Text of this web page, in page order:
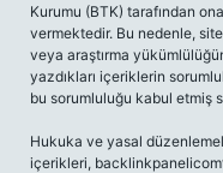
Kurumu (BTK) tarafından
vermektedir. Bu nedenle,
veya araştırma
yazdıkları içeriklerin
bu sorumluluğu kabul etmiş
Hukuka ve yasal
içerikleri,